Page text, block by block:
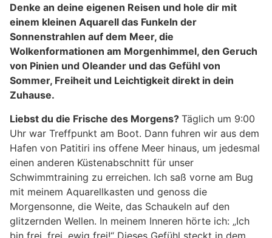
Denke an deine eigenen Reisen und hole dir mit
einem kleinen Aquarell das Funkeln der
Sonnenstrahlen auf dem Meer, die
Wolkenformationen am Morgenhimmel, den Geruch
von Pinien und Oleander und das Gefühl von
Sommer, Freiheit und Leichtigkeit direkt in dein
Zuhause.
Liebst du die Frische des Morgens? Täglich um 9:00
Uhr war Treffpunkt am Boot. Dann fuhren wir aus dem
Hafen von Patitiri ins offene Meer hinaus, um jedesmal
einen anderen Küstenabschnitt für unser
Schwimmtraining zu erreichen. Ich saß vorne am Bug
mit meinem Aquarellkasten und genoss die
Morgensonne, die Weite, das Schaukeln auf den
glitzernden Wellen. In meinem Inneren hörte ich: „Ich
bin frei, frei, ewig frei!“ Dieses Gefühl steckt in dem